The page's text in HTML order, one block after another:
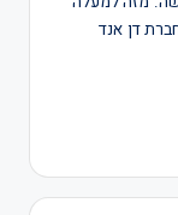
דן אנד